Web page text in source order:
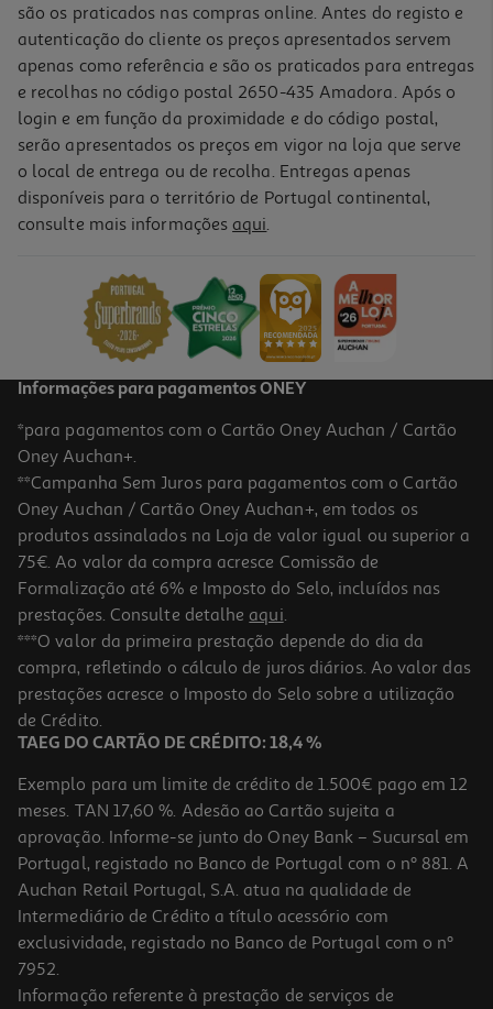
Caderno Espiral Quadriculado A5 Mitos Capa Cor 120 Folhas
-23%
Caderno Diário Agrafado Firmo Liso 40 Folhas
0.99 €/un
Price reduced from
1,29 €to
0,99 €
Promoção
são os praticados nas compras online. Antes do registo e
autenticação do cliente os preços apresentados servem
apenas como referência e são os praticados para entregas
e recolhas no código postal 2650-435 Amadora. Após o
login e em função da proximidade e do código postal,
serão apresentados os preços em vigor na loja que serve
o local de entrega ou de recolha. Entregas apenas
disponíveis para o território de Portugal continental,
consulte mais informações aqui.
Informações para pagamentos ONEY
*para pagamentos com o Cartão Oney Auchan / Cartão
Oney Auchan+.
**Campanha Sem Juros para pagamentos com o Cartão
Oney Auchan / Cartão Oney Auchan+, em todos os
produtos assinalados na Loja de valor igual ou superior a
75€. Ao valor da compra acresce Comissão de
Formalização até 6% e Imposto do Selo, incluídos nas
prestações. Consulte detalhe aqui.
***O valor da primeira prestação depende do dia da
compra, refletindo o cálculo de juros diários. Ao valor das
prestações acresce o Imposto do Selo sobre a utilização
de Crédito.
TAEG DO CARTÃO DE CRÉDITO: 18,4 %
Exemplo para um limite de crédito de 1.500€ pago em 12
meses. TAN 17,60 %. Adesão ao Cartão sujeita a
aprovação. Informe-se junto do Oney Bank – Sucursal em
Portugal, registado no Banco de Portugal com o nº 881. A
Auchan Retail Portugal, S.A. atua na qualidade de
Intermediário de Crédito a título acessório com
exclusividade, registado no Banco de Portugal com o nº
7952.
Informação referente à prestação de serviços de